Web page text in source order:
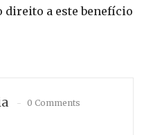
a este benefício
0 Comments